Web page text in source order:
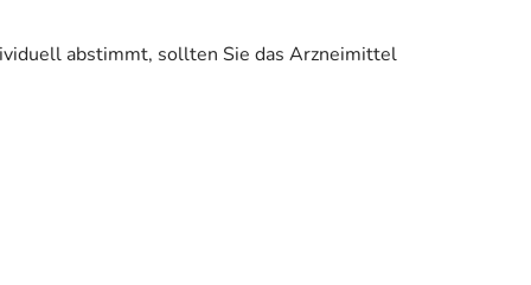
abstimmt, sollten Sie das Arzneimittel